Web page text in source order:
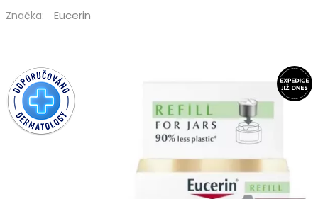
Značka: Eucerin